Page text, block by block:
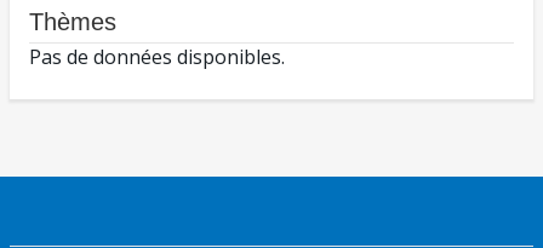
Thèmes
Pas de données disponibles.